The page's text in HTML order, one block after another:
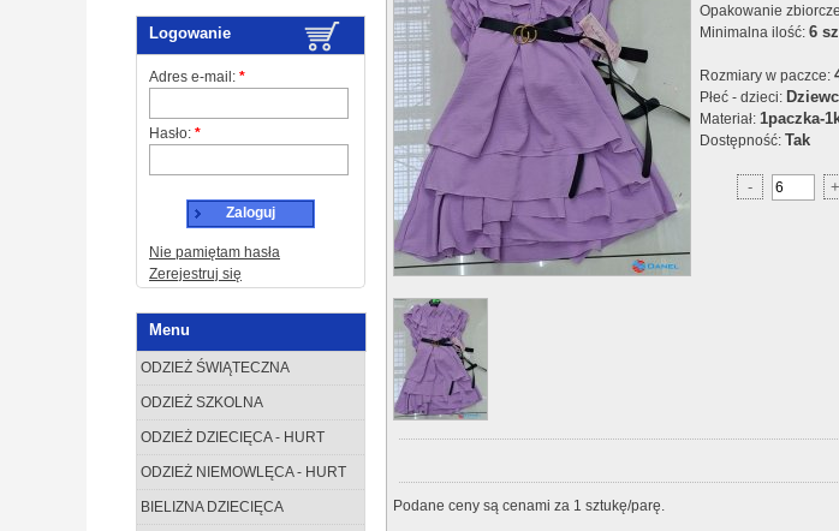
Logowanie
Adres e-mail: *
Hasło: *
Zaloguj
Nie pamiętam hasła
Zerejestruj się
Menu
ODZIEŻ ŚWIĄTECZNA
ODZIEŻ SZKOLNA
ODZIEŻ DZIECIĘCA - HURT
ODZIEŻ NIEMOWLĘCA - HURT
BIELIZNA DZIECIĘCA
Opakowanie
Minimalna ilość: 6
Rozmiary w paczce:
Płeć - dzieci:
Materiał: 1paczka-
Dostępność: Tak
- +
Podane ceny są cenami za 1 sztukę/parę.